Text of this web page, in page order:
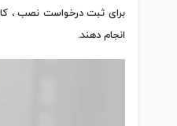
برای ثبت درخواست نصب ،
انجام دهند.